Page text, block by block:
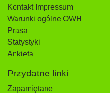
Kontakt Impressum
Warunki ogólne OWH
Prasa
Statystyki
Ankieta
Przydatne linki
Zapamiętane